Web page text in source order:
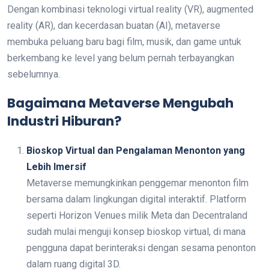
Dengan kombinasi teknologi virtual reality (VR), augmented
reality (AR), dan kecerdasan buatan (AI), metaverse
membuka peluang baru bagi film, musik, dan game untuk
berkembang ke level yang belum pernah terbayangkan
sebelumnya.
Bagaimana Metaverse Mengubah
Industri Hiburan?
Bioskop Virtual dan Pengalaman Menonton yang
Lebih Imersif
Metaverse memungkinkan penggemar menonton film
bersama dalam lingkungan digital interaktif. Platform
seperti Horizon Venues milik Meta dan Decentraland
sudah mulai menguji konsep bioskop virtual, di mana
pengguna dapat berinteraksi dengan sesama penonton
dalam ruang digital 3D.